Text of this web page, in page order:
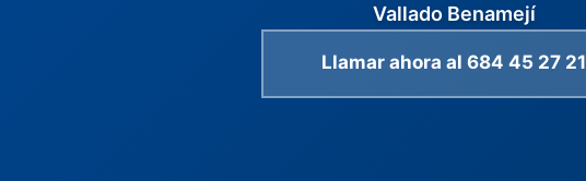
Vallado Benamejí
Llamar ahora al 684 45 27 21